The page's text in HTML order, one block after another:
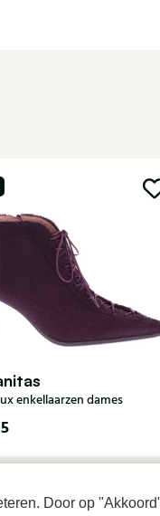
Door op
enkellaarzen dames